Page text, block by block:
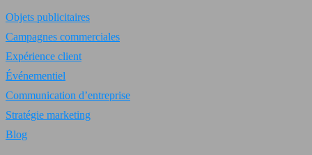
Objets publicitaires
Campagnes commerciales
Expérience client
Événementiel
Communication d’entreprise
Stratégie marketing
Blog